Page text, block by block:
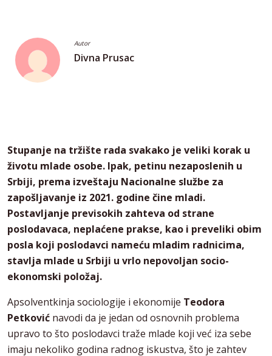
Autor
Divna Prusac
Stupanje na tržište rada svakako je veliki korak u
životu mlade osobe. Ipak, petinu nezaposlenih u
Srbiji, prema izveštaju Nacionalne službe za
zapošljavanje iz 2021. godine čine mladi.
Postavljanje previsokih zahteva od strane
poslodavaca, neplaćene prakse, kao i preveliki obim
posla koji poslodavci nameću mladim radnicima,
stavlja mlade u Srbiji u vrlo nepovoljan socio-
ekonomski položaj.
Apsolventkinja sociologije i ekonomije Teodora
Petković navodi da je jedan od osnovnih problema
upravo to što poslodavci traže mlade koji već iza sebe
imaju nekoliko godina radnog iskustva, što je zahtev